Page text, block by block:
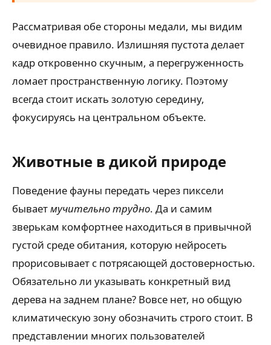
Рассматривая обе стороны медали, мы видим
очевидное правило. Излишняя пустота делает
кадр откровенно скучным, а перегруженность
ломает пространственную логику. Поэтому
всегда стоит искать золотую середину,
фокусируясь на центральном объекте.
Животные в дикой природе
Поведение фауны передать через пиксели
бываетмучительно трудно. Да и самим
зверькам комфортнее находиться в привычной
густой среде обитания, которую нейросеть
прорисовывает с потрясающей достоверностью.
Обязательно ли указывать конкретный вид
дерева на заднем плане? Вовсе нет, но общую
климатическую зону обозначить строго стоит. В
представлении многих пользователей